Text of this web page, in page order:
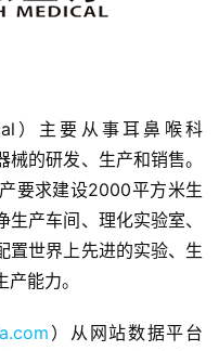
）主要从事耳鼻喉科
械的研发、生产和销售。
要求建设2000平方米生
产车间、理化实验室、
置世界上先进的实验、生
能力。
）从网站数据平台